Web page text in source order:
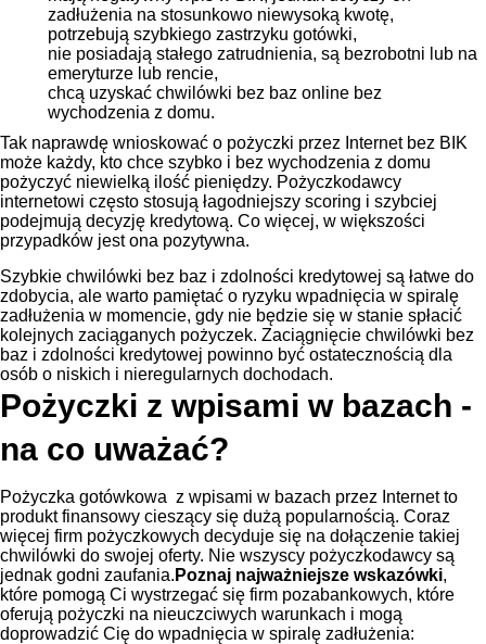
zadłużenia na stosunkowo niewysoką kwotę,
potrzebują szybkiego zastrzyku gotówki,
nie posiadają stałego zatrudnienia, są bezrobotni lub na
emeryturze lub rencie,
chcą uzyskać chwilówki bez baz online bez
wychodzenia z domu.
Tak naprawdę wnioskować o pożyczki przez Internet bez BIK
może każdy, kto chce szybko i bez wychodzenia z domu
pożyczyć niewielką ilość pieniędzy. Pożyczkodawcy
internetowi często stosują łagodniejszy scoring i szybciej
podejmują decyzję kredytową. Co więcej, w większości
przypadków jest ona pozytywna.
Szybkie chwilówki bez baz i zdolności kredytowej są łatwe do
zdobycia, ale warto pamiętać o ryzyku wpadnięcia w spiralę
zadłużenia w momencie, gdy nie będzie się w stanie spłacić
kolejnych zaciąganych pożyczek. Zaciągnięcie chwilówki bez
baz i zdolności kredytowej powinno być ostatecznością dla
osób o niskich i nieregularnych dochodach.
Pożyczki z wpisami w bazach -
na co uważać?
Pożyczka gotówkowa z wpisami w bazach przez Internet to
produkt finansowy cieszący się dużą popularnością. Coraz
więcej firm pożyczkowych decyduje się na dołączenie takiej
chwilówki do swojej oferty. Nie wszyscy pożyczkodawcy są
jednak godni zaufania. Poznaj najważniejsze wskazówki,
które pomogą Ci wystrzegać się firm pozabankowych, które
oferują pożyczki na nieuczciwych warunkach i mogą
doprowadzić Cię do wpadnięcia w spiralę zadłużenia: